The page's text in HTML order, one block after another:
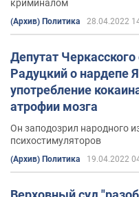
криминалом
(Архив) Политика 28.04.2022
Депутат Черкасского
Радуцкий о нардепе
употребление
атрофии мозга
Он заподозрил народного
психостимуляторов
(Архив) Политика 19.04.2022